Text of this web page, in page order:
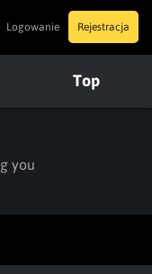
Logowanie Rejestracja
Top
you